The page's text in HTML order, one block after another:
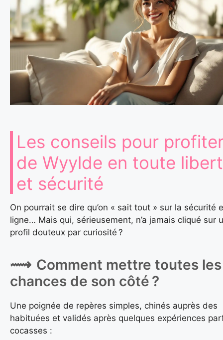
Les conseils pour
de Wyylde en toute
et sécurité
On pourrait se dire qu’on « sait tout » sur la sécurité
ligne… Mais qui, sérieusement, n’a jamais cliqué sur
profil douteux par curiosité ?
Comment mettre toutes les
chances de son côté ?
Une poignée de repères simples, chinés auprès des
habituées et validés après quelques expériences
cocasses :